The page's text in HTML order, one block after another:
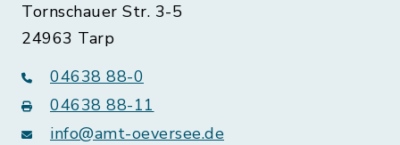
Tornschauer Str. 3-5
24963 Tarp
04638 88-0
04638 88-11
info@amt-oeversee.de